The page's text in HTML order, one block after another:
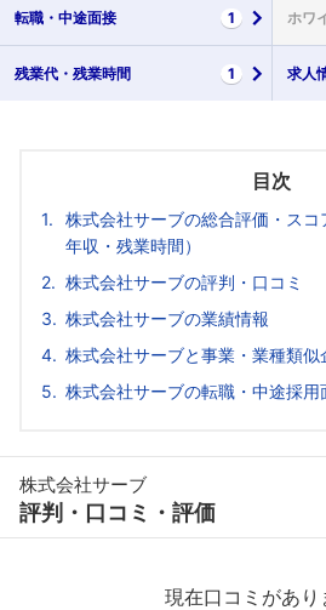
転職・ 中途面接 1 ホワ
残業代・ 残業時間 1 求人
目次
株式会社サーブの総合評価・ス
年収・残業時間）
株式会社サーブの評判・口コミ
株式会社サーブの業績情報
株式会社サーブと事業・業種類似
株式会社サーブの転職・中途採用
株式会社サーブ
評判・口コミ・評価
現在口コミがあり